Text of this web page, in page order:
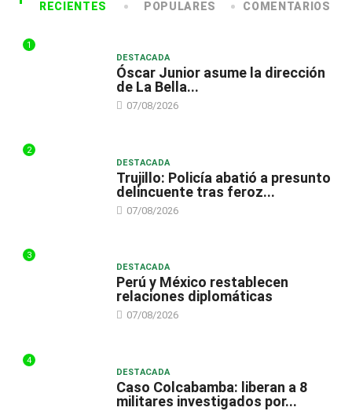
RECIENTES POPULARES COMENTARIOS
1
DESTACADA
Óscar Junior asume la dirección
de La Bella...
07/08/2026
2
DESTACADA
Trujillo: Policía abatió a presunto
delincuente tras feroz...
07/08/2026
3
DESTACADA
Perú y México restablecen
relaciones diplomáticas
07/08/2026
4
DESTACADA
Caso Colcabamba: liberan a 8
militares investigados por...